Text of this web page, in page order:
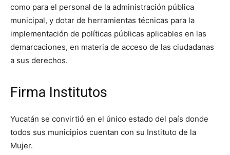
como para el personal de la administración pública
municipal, y dotar de herramientas técnicas para la
implementación de políticas públicas aplicables en las
demarcaciones, en materia de acceso de las ciudadanas
a sus derechos.
Firma Institutos
Yucatán se convirtió en el único estado del país donde
todos sus municipios cuentan con su Instituto de la
Mujer.